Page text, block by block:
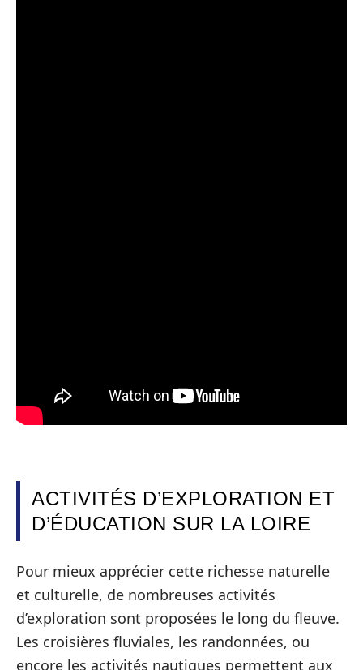
ACTIVITÉS D’EXPLORATION ET
D’ÉDUCATION SUR LA LOIRE
Pour mieux apprécier cette richesse naturelle
et culturelle, de nombreuses activités
d’exploration sont proposées le long du fleuve.
Les croisières fluviales, les randonnées, ou
encore les activités nautiques permettent aux